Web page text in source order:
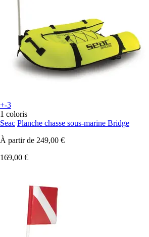
+-3
1 coloris
Seac Planche chasse sous-marine Bridge
À partir de 249,00 €
169,00 €